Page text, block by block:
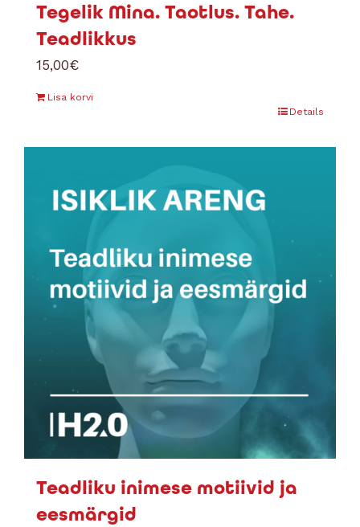
Tegelik Mina. Taotlus. Tahe.
Teadlikkus
15,00€
Lisa korvi
Details
Teadliku inimese motiivid ja
eesmärgid